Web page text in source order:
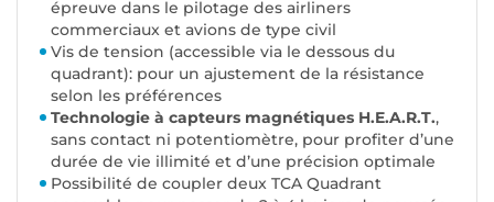
épreuve dans le pilotage des airliners
commerciaux et avions de type civil
Vis de tension (accessible via le dessous du
quadrant): pour un ajustement de la résistance
selon les préférences
Technologie à capteurs magnétiques H.E.A.R.T.,
sans contact ni potentiomètre, pour profiter d’une
durée de vie illimité et d’une précision optimale
Possibilité de coupler deux TCA Quadrant